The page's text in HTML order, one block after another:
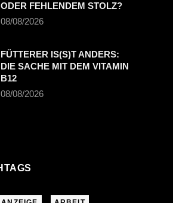
ODER FEHLENDEM STOLZ?
08/08/2026
FÜTTERER IS(S)T ANDERS:
DIE SACHE MIT DEM VITAMIN
B12
08/08/2026